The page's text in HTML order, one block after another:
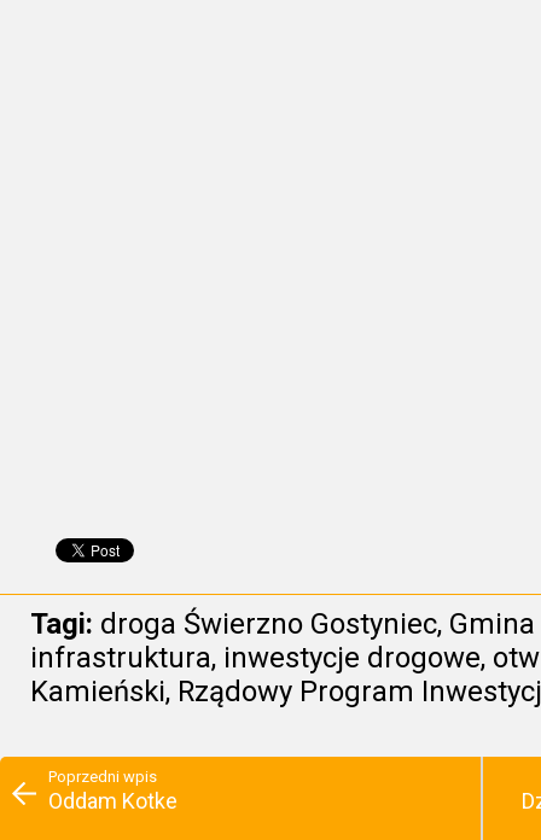
Tagi: droga Świerzno Gostyniec,
infrastruktura, inwestycje drogowe,
Kamieński, Rządowy Program
Poprzedni wpis
Oddam Kotke